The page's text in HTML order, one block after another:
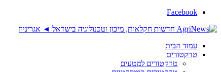
Facebook
עמוד הבית
טרקטורים
טרקטורים למטעים